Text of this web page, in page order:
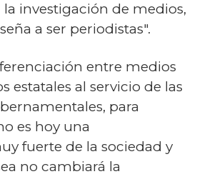
la investigación de medios,
a ser periodistas".
entre medios
estatales al servicio de las
para
es hoy una
fuerte de la sociedad y
no cambiará la